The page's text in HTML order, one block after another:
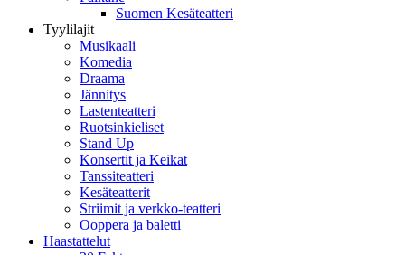
Suomen Kesäteatteri
Tyylilajit
Musikaali
Komedia
Draama
Jännitys
Lastenteatteri
Ruotsinkieliset
Stand Up
Konsertit ja Keikat
Tanssiteatteri
Kesäteatterit
Striimit ja verkko-teatteri
Ooppera ja baletti
Haastattelut